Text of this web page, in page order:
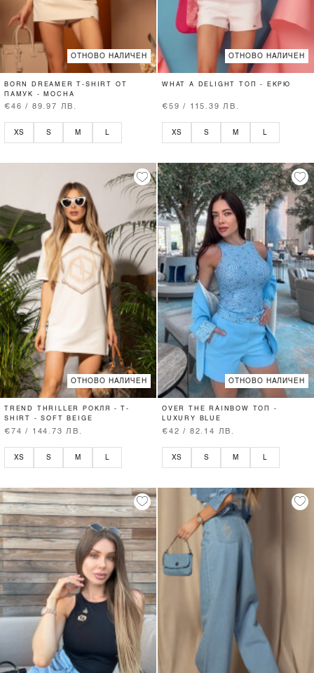
ОТНОВО НАЛИЧЕН
BORN DREAMER T-SHIRT ОТ
ПАМУК - MOCHA
€46 / 89.97 ЛВ.
XS S M L
ОТНОВО НАЛИЧЕН
WHAT A DELIGHT ТОП - ЕКРЮ
€59 / 115.39 ЛВ.
XS S M L
ОТНОВО НАЛИЧЕН
TREND THRILLER РОКЛЯ - T-
SHIRT - SOFT BEIGE
€74 / 144.73 ЛВ.
XS S M
ОТНОВО НАЛИЧЕН
OVER THE RAINBOW ТОП -
LUXURY BLUE
€42 / 82.14 ЛВ.
XS S M